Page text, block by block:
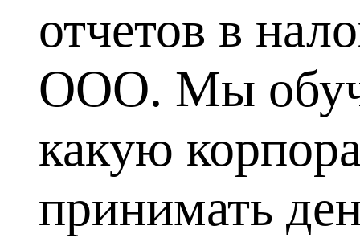
отчетов в
ООО. Мы
какую
принимать